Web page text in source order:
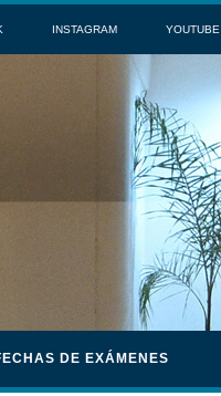
INSTAGRAM YOUTUBE
DE EXÁMENES